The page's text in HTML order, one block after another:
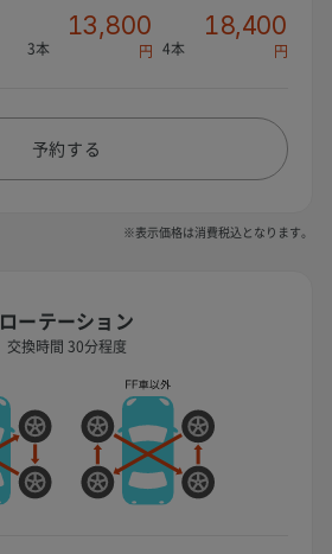
3本
13,800
円 4本
18,400
円
予約する
※表示価格は消費税込となります。
ローテーション
交換時間 30分程度